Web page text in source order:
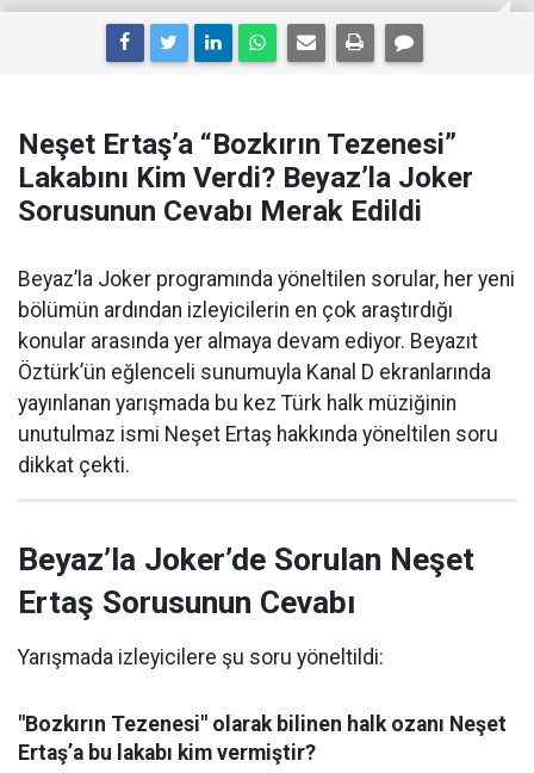
Neşet Ertaş’a “Bozkırın Tezenesi”
Lakabını Kim Verdi? Beyaz’la Joker
Sorusunun Cevabı Merak Edildi
Beyaz’la Joker programında yöneltilen sorular, her yeni
bölümün ardından izleyicilerin en çok araştırdığı
konular arasında yer almaya devam ediyor. Beyazıt
Öztürk’ün eğlenceli sunumuyla Kanal D ekranlarında
yayınlanan yarışmada bu kez Türk halk müziğinin
unutulmaz ismi Neşet Ertaş hakkında yöneltilen soru
dikkat çekti.
Beyaz’la Joker’de Sorulan Neşet
Ertaş Sorusunun Cevabı
Yarışmada izleyicilere şu soru yöneltildi:
"Bozkırın Tezenesi" olarak bilinen halk ozanı Neşet
Ertaş’a bu lakabı kim vermiştir?